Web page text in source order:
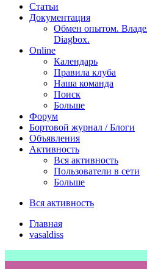
Статьи
Документация
Обмен опытом.
Diagbox.
Online
Календарь
Правила клуба
Наша команда
Поиск
Больше
Форум
Бортовой журнал / Блоги
Объявления
Активность
Вся активность
Пользователи в сети
Больше
Вся активность
Главная
vasaldiss